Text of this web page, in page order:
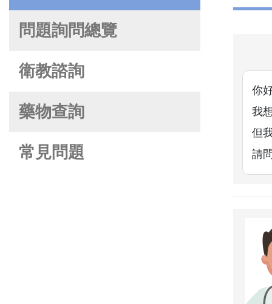
問題詢問總覽
衛教諮詢
藥物查詢
常見問題
你
我
但
請